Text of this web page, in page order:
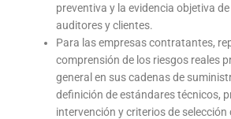
preventiva y la evidencia objetiva
auditores y clientes.
Para las empresas contratantes,
comprensión de los riesgos reales
general en sus cadenas de
definición de estándares técnicos,
intervención y criterios de selección